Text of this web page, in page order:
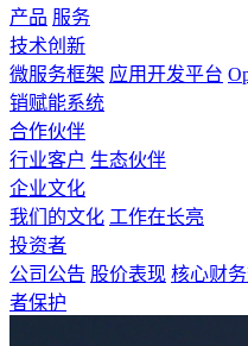
产品 服务
技术创新
微服务框架 应用开发平台
销赋能系统
合作伙伴
行业客户 生态伙伴
企业文化
我们的文化 工作在长亮
投资者
公司公告 股价表现 核心财
者保护